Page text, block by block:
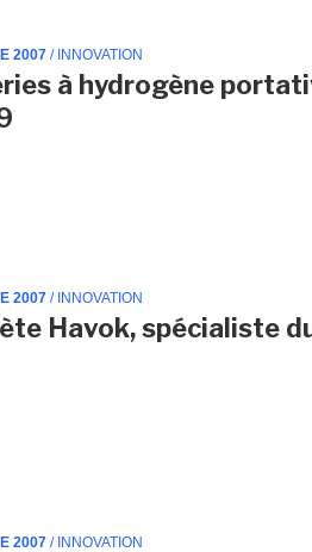
2007 / INNOVATION
à hydrogène
2007 / INNOVATION
Havok, spécialiste
2007 / INNOVATION